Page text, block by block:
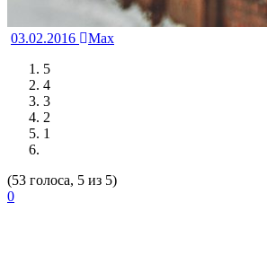
03.02.2016
Max
5
4
3
2
1
(53 голоса, 5 из 5)
0